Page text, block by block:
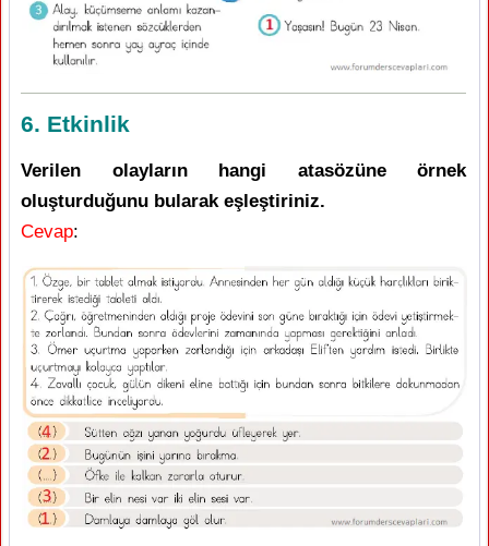
6. Etkinlik
Verilen olayların hangi atasözüne örnek
oluşturduğunu bularak eşleştiriniz.
Cevap: